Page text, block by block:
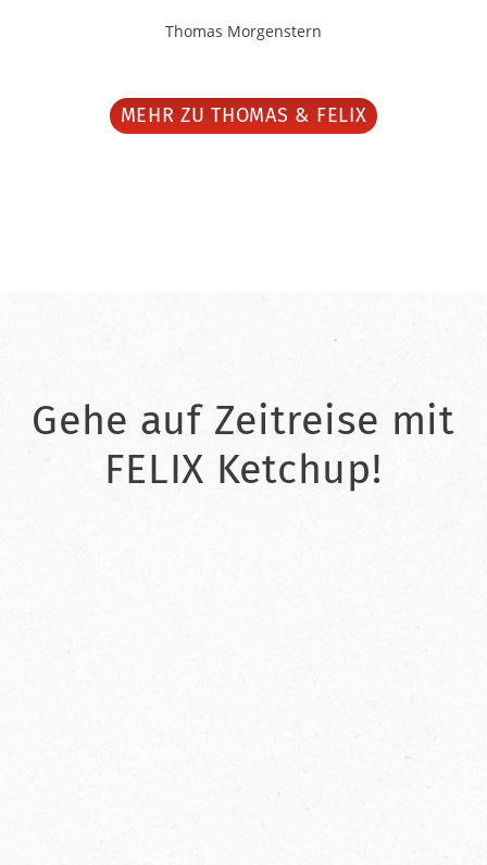
Thomas Morgenstern
MEHR ZU THOMAS & FELIX
Gehe auf Zeitreise mit
FELIX Ketchup!